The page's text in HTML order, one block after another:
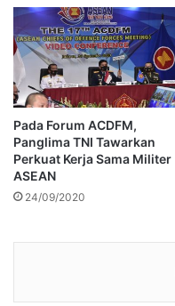
Pada Forum ACDFM,
Panglima TNI Tawarkan
Perkuat Kerja Sama Militer
ASEAN
24/09/2020